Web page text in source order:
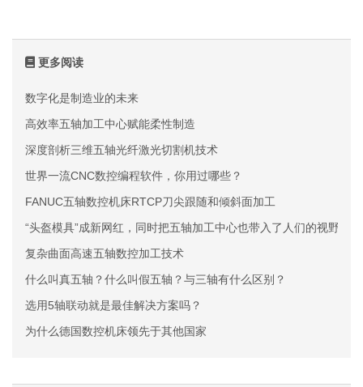
更多阅读
数字化是制造业的未来
高效率五轴加工中心赋能柔性制造
深度剖析三维五轴光纤激光切割机技术
世界一流CNC数控编程软件，你用过哪些？
FANUC五轴数控机床RTCP刀尖跟随和倾斜面加工
“头盔模具”成新网红，同时把五轴加工中心也带入了人们的视野
复杂曲面高速五轴数控加工技术
什么叫真五轴？什么叫假五轴？与三轴有什么区别？
选用5轴联动就是最佳解决方案吗？
为什么德国数控机床领先于其他国家